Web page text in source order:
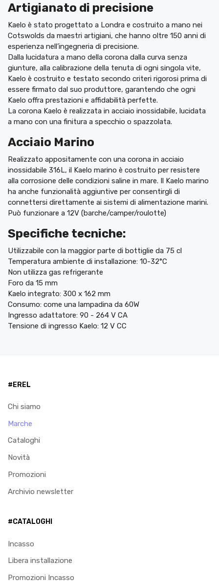
Artigianato di precisione
Kaelo è stato progettato a Londra e costruito a mano nei
Cotswolds da maestri artigiani, che hanno oltre 150 anni di
esperienza nell’ingegneria di precisione.‎
Dalla lucidatura a mano della corona dalla curva senza
giunture, alla calibrazione della tenuta di ogni singola vite,
Kaelo è costruito e testato secondo criteri rigorosi prima di
essere firmato dal suo produttore, garantendo che ogni
Kaelo offra prestazioni e affidabilità perfette.‎
La corona Kaelo è realizzata in acciaio inossidabile, lucidata
a mano con una finitura a specchio o spazzolata.‎
Acciaio Marino
Realizzato appositamente con una corona in acciaio
inossidabile 316L, il Kaelo marino è costruito per resistere
alla corrosione delle condizioni saline in mare.‎ Il Kaelo marino
ha anche funzionalità aggiuntive per consentirgli di
connettersi direttamente ai sistemi di alimentazione marini.‎
Può funzionare a 12V (barche/camper/roulotte)
Specifiche tecniche:
Utilizzabile con la maggior parte di bottiglie da 75 cl
Temperatura ambiente di installazione: 10-32°C
Non utilizza gas refrigerante
Foro da 15 mm
Kaelo integrato: 300 x 162 mm
Consumo: come una lampadina da 60W
Ingresso adattatore: 90 - 264 V CA
Tensione di ingresso Kaelo: 12 V CC
#EREL
Chi siamo
Marche
Cataloghi
Novità
Promozioni
Archivio newsletter
#CATALOGHI
Incasso
Libera installazione
Promozioni Incasso